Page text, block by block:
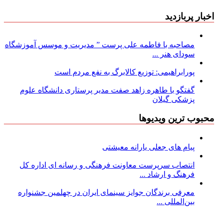
اخبار پربازدید
مصاحبه با فاطمه علی پرست ” مدیریت و موسس آموزشگاه
سودای هنر ...
پورابراهیمی: توزیع کالابرگ به نفع مردم است
گفتگو با طاهره زاهد صفت مدیر پرستاری دانشگاه علوم
پزشکی گیلان
محبوب ترین ویدیوها
پیام های جعلی یارانه معیشتی
انتصاب سرپرست معاونت فرهنگی و رسانه ای اداره کل
فرهنگ و ارشاد ...
معرفی برندگان جوایز سینمای ایران در چهلمین جشنواره
بین‌المللی ...